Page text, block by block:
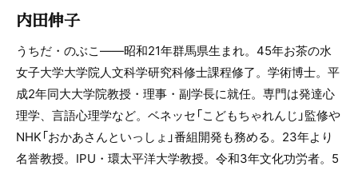
内田伸子
うちだ・のぶこ――昭和21年群馬県生まれ。45年お茶の水
女子大学大学院人文科学研究科修士課程修了。学術博士。平
成2年同大大学院教授・理事・副学長に就任。専門は発達心
理学、言語心理学など。ベネッセ「こどもちゃれんじ」監修や
NHK「おかあさんといっしょ」番組開発も務める。23年より
名誉教授。IPU・環太平洋大学教授。令和3年文化功労者。5